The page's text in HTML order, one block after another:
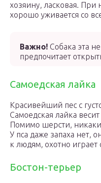
хозяину, ласковая.
хорошо уживается со
Важно! Собака эта
предпочитает
Самоедская лайка
Красивейший пес с
Самоедская лайка
Помимо шерсти,
У пса даже запаха нет,
к людям, охотно играет
Бостон-терьер